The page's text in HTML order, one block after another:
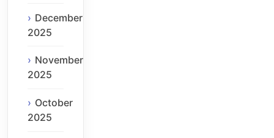
December
2025
November
2025
October
2025